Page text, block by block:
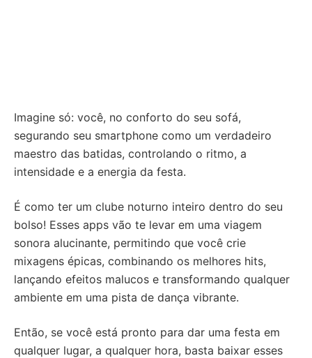
Imagine só: você, no conforto do seu sofá,
segurando seu smartphone como um verdadeiro
maestro das batidas, controlando o ritmo, a
intensidade e a energia da festa.
É como ter um clube noturno inteiro dentro do seu
bolso! Esses apps vão te levar em uma viagem
sonora alucinante, permitindo que você crie
mixagens épicas, combinando os melhores hits,
lançando efeitos malucos e transformando qualquer
ambiente em uma pista de dança vibrante.
Então, se você está pronto para dar uma festa em
qualquer lugar, a qualquer hora, basta baixar esses